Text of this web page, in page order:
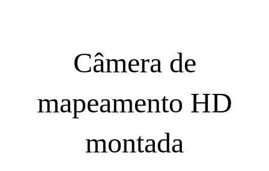
Câmera de
mapeamento HD
montada